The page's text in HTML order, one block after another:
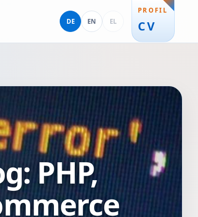
DE
Deutsch
EN
English
EL
PROFIL
CV
PHP,